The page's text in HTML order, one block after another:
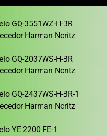
GQ-3551WZ-H-BR
Harman Noritz
GQ-2037WS-H-BR
Harman Noritz
GQ-2437WS-H-BR-1
Harman Noritz
YE 2200 FE-1